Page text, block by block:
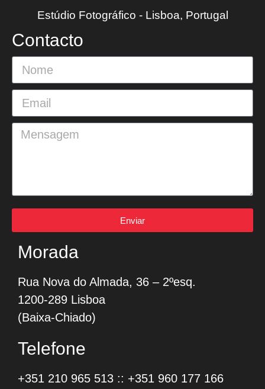
Estúdio Fotográfico - Lisboa, Portugal
Morada
Rua Nova do Almada, 36 – 2ºesq.
1200-289 Lisboa
(Baixa-Chiado)
Telefone
+351 210 965 513 :: +351 960 177 166
Contacto
Enviar